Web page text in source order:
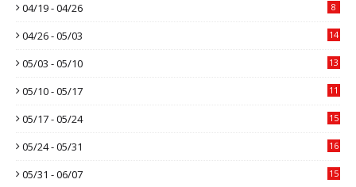
04/19 - 04/26 8
04/26 - 05/03 14
05/03 - 05/10 13
05/10 - 05/17 11
05/17 - 05/24 15
05/24 - 05/31 16
05/31 - 06/07 15